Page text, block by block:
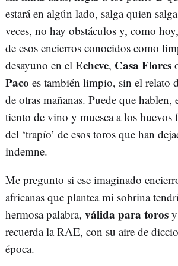
estará en algún lado, salga quien
veces, no hay obstáculos y, como
de esos encierros conocidos como
desayuno en el Echeve, Casa Flores
Paco es también limpio, sin el relato
de otras mañanas. Puede que hablen,
tiento de vino y muesca a los
del ‘trapío’ de esos toros que han
indemne.
Me pregunto si ese imaginado
africanas que plantea mi sobrina
hermosa palabra, válida para toros
recuerda la RAE, con su aire de
época.